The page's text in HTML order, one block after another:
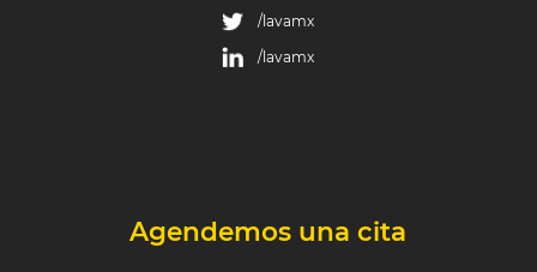
/lavamx
/lavamx
Agendemos una cita